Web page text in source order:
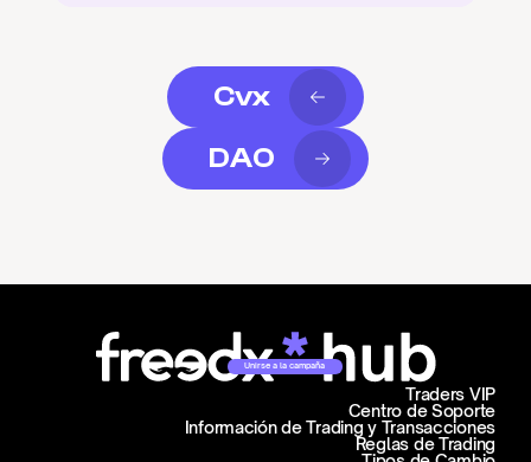
Cvx
DAO
Unirse a la campaña
Centro de Soporte
Información de Trading y Transacciones
Traders VIP
Reglas de Trading